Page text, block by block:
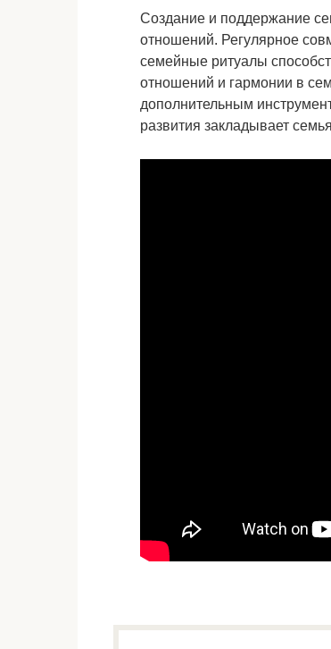
Создание и поддержание
отношений. Регулярное
семейные ритуалы
отношений и гармонии в
дополнительным
развития закладывает